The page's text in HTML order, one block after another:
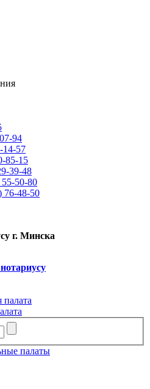
94
14-57
85-15
39-48
50-80
76-48-50
г. Минска
палаты